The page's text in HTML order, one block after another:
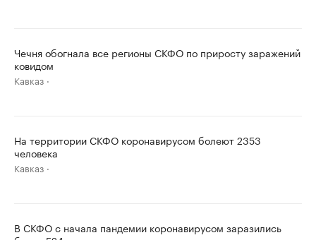
Чечня обогнала все регионы СКФО по приросту заражений
ковидом
Кавказ
На территории СКФО коронавирусом болеют 2353
человека
Кавказ
В СКФО с начала пандемии коронавирусом заразились